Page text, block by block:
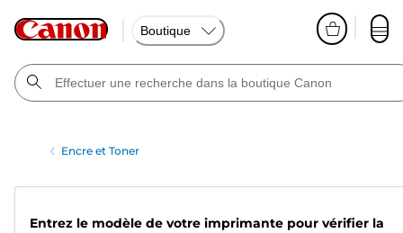
Boutique
Encre et Toner
Entrez le modèle de votre imprimante pour vérifier la